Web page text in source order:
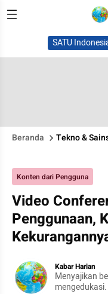
SATU
Beranda Tekno &
Konten dari Pengguna
Video
Penggunaan,
Kabar Harian
Menyajikan
mengedukasi.